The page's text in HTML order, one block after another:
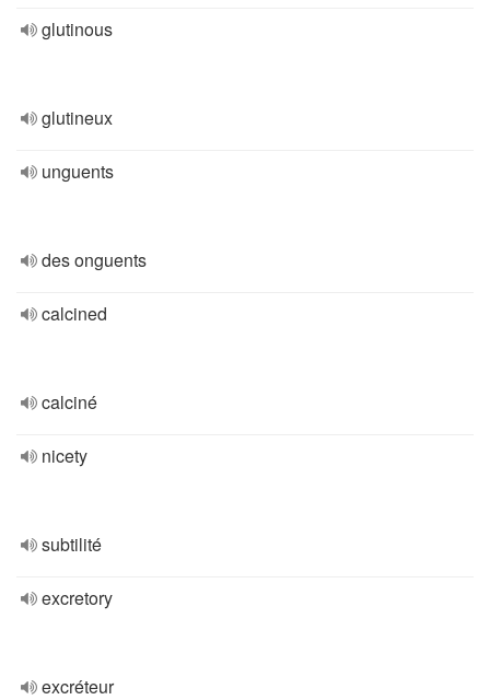
glutinous
glutineux
unguents
des onguents
calcined
calciné
nicety
subtilité
excretory
excréteur